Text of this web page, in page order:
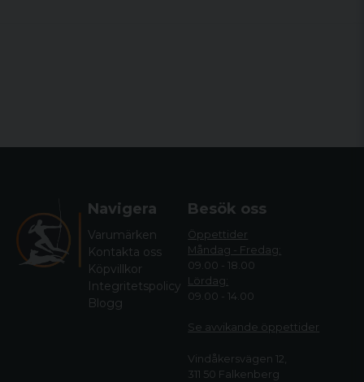
Navigera
Varumärken
Kontakta oss
Köpvillkor
Integritetspolicy
Blogg
Besök oss
Öppettider
Måndag - Fredag:
09.00 - 18.00
Lördag:
09.00 - 14.00
Se avvikande öppettider
Vindåkersvägen 12,
311 50 Falkenberg